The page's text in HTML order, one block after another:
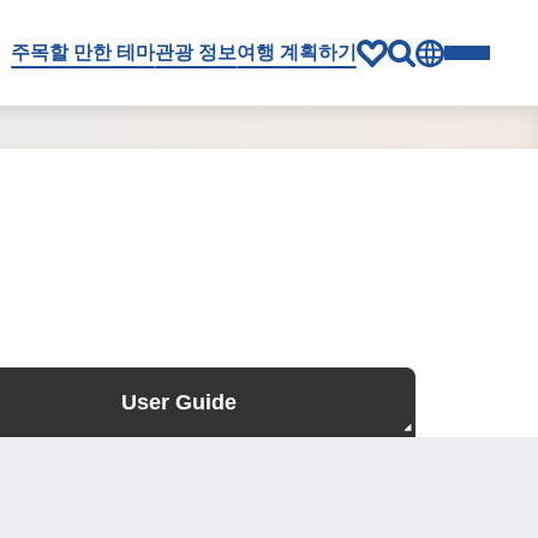
주목할 만한 테마관광 정보여행 계획하기
User Guide